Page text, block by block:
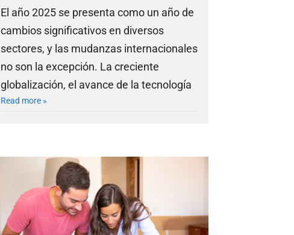
El año 2025 se presenta como un año de
cambios significativos en diversos
sectores, y las mudanzas internacionales
no son la excepción. La creciente
globalización, el avance de la tecnología
Read more »